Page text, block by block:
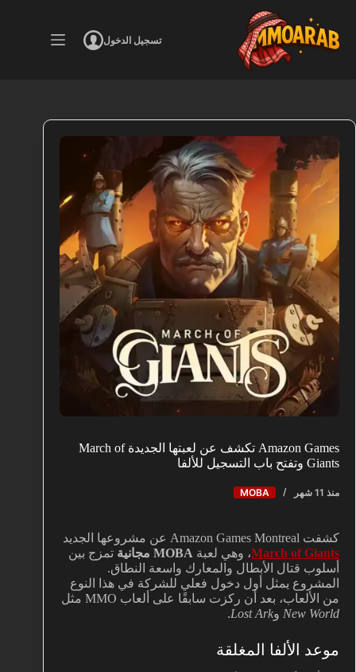
المحتوى
تسجيل الدخول
Amazon Games تكشف عن لعبتها الجديدة March of
Giants وتفتح باب التسجيل للألفا
منذ 11 شهر MOBA
كشفت Amazon Games Montreal عن مشروعها الجديد
March of Giants، وهي لعبة MOBA مجانية
تمزج بين
أسلوب قتال الأبطال والمعارك واسعة النطاق.
المشروع يمثل أول دخول فعلي للشركة في هذا النوع
من الألعاب، بعد أن ركزت سابقًا على ألعاب MMO مثل
New World وLost Ark
.
موعد الألفا المغلقة